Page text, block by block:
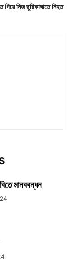
গিয়ে নিজ ছুরিকাঘাতে নিহত
মানববন্ধন